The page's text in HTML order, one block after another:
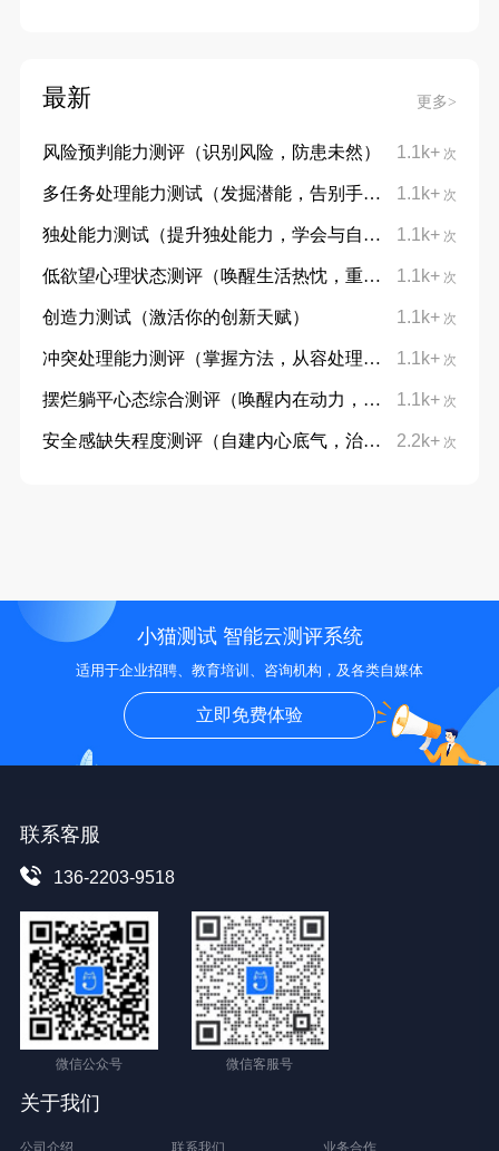
最新 更多>
1.1k+ 次
风险预判能力测评（识别风险，防患未然）
1.1k+ 次
多任务处理能力测试（发掘潜能，告别手忙脚乱）
1.1k+ 次
独处能力测试（提升独处能力，学会与自己对话）
1.1k+ 次
低欲望心理状态测评（唤醒生活热忱，重拾向上力量）
1.1k+ 次
创造力测试（激活你的创新天赋）
1.1k+ 次
冲突处理能力测评（掌握方法，从容处理分歧）
1.1k+ 次
摆烂躺平心态综合测评（唤醒内在动力，摆脱躺平摆烂心态）
2.2k+ 次
安全感缺失程度测评（自建内心底气，治愈不安与敏感）
小猫测试 智能云测评系统
适用于企业招聘、教育培训、咨询机构，及各类自媒体
立即免费体验
联系客服
136-2203-9518
微信公众号 微信客服号
关于我们
公司介绍 联系我们 业务合作